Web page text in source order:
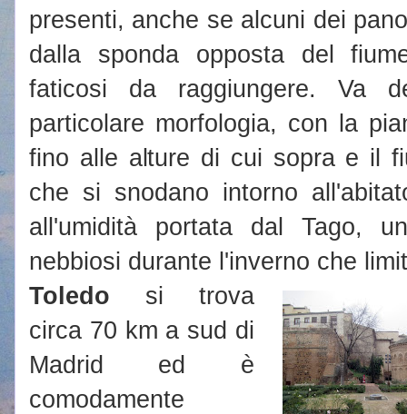
presenti, anche se alcuni dei
dalla sponda opposta del
faticosi da raggiungere. Va
particolare morfologia, con la
fino alle alture di cui sopra e il
che si snodano intorno
all'umidità portata dal Tago,
nebbiosi durante l'inverno che
Toledo si trova
circa 70 km a sud di
Madrid ed è
comodamente